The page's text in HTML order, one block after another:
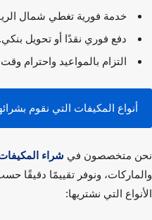
خدمة فورية تغطي شمال الرياض
دفع فوري نقدًا أو تحويل بنكي.
التزام بالمواعيد واحترام وقت
أنواع المكيفات التي نقوم بشرائها
متخصصون فيشراء المكيفات
ونوفر تقييمًا دقيقًا حسب
التي نشتريها: